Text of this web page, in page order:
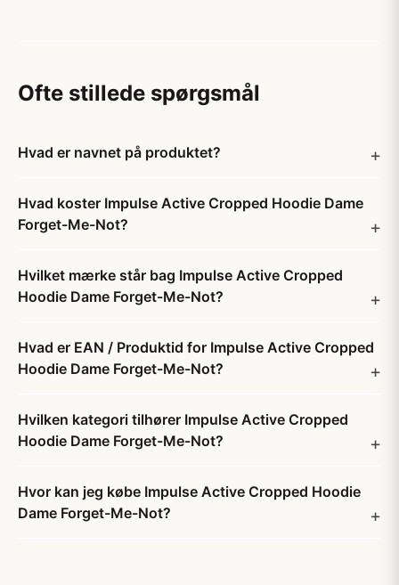
Ofte stillede spørgsmål
Hvad er navnet på produktet?
Hvad koster Impulse Active Cropped Hoodie Dame
Forget-Me-Not?
Hvilket mærke står bag Impulse Active Cropped
Hoodie Dame Forget-Me-Not?
Hvad er EAN / Produktid for Impulse Active Cropped
Hoodie Dame Forget-Me-Not?
Hvilken kategori tilhører Impulse Active Cropped
Hoodie Dame Forget-Me-Not?
Hvor kan jeg købe Impulse Active Cropped Hoodie
Dame Forget-Me-Not?